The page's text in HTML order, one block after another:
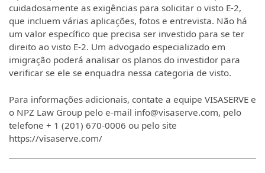
cuidadosamente as exigências para solicitar o visto E-2,
que incluem várias aplicações, fotos e entrevista. Não há
um valor específico que precisa ser investido para se ter
direito ao visto E-2. Um advogado especializado em
imigração poderá analisar os planos do investidor para
verificar se ele se enquadra nessa categoria de visto.
Para informações adicionais, contate a equipe VISASERVE e
o NPZ Law Group pelo e-mail info@visaserve.com, pelo
telefone + 1 (201) 670-0006 ou pelo site
https://visaserve.com/